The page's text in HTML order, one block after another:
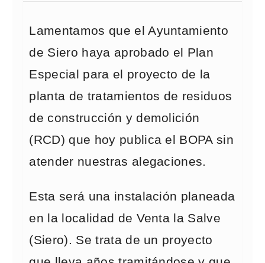
Lamentamos que el Ayuntamiento
de Siero haya aprobado el Plan
Especial para el proyecto de la
planta de tratamientos de residuos
de construcción y demolición
(RCD) que hoy publica el BOPA sin
atender nuestras alegaciones.
Esta será una instalación planeada
en la localidad de Venta la Salve
(Siero). Se trata de un proyecto